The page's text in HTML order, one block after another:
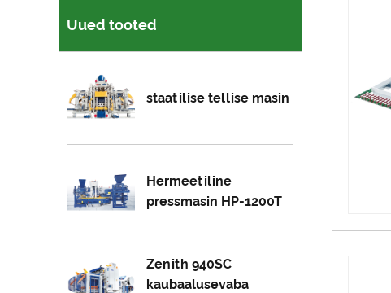
Uued tooted
staatilise tellise masin
Hermeetiline
pressmasin HP-1200T
Zenith 940SC
kaubaalusevaba